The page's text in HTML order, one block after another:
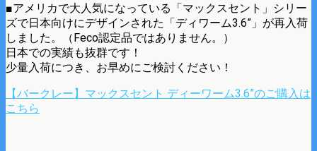
■アメリカで大人気になっている「マックスセント」シリー
ズで日本向けにデザインされた「ディワーム3.6”」が再入荷
しました。（Feco認定品ではありません。）
日本での実績も抜群です！
少量入荷につき、お早めにご検討ください！
【バークレー】マックスセント ディーワーム3.6”のご購入は
こちら